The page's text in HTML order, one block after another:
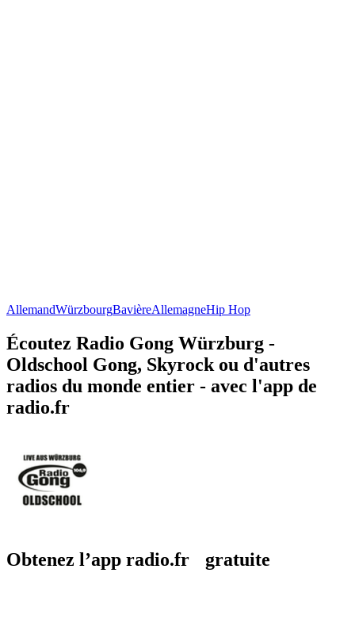
AllemandWürzbourgBavièreAllemagneHip Hop
Écoutez Radio Gong Würzburg -
Oldschool Gong, Skyrock ou d'autres
radios du monde entier - avec l'app de
radio.fr
Obtenez l’app radio.fr gratuite